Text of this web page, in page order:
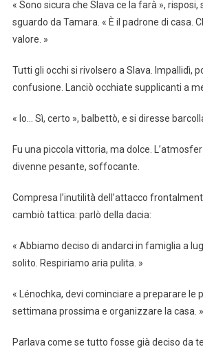
« Sono sicura che Slava ce la farà »,
sguardo da Tamara. « È il padrone di casa.
valore. »
Tutti gli occhi si rivolsero a Slava. Impallidì,
confusione. Lanciò occhiate supplicanti a
« Io… Sì, certo », balbettò, e si diresse
Fu una piccola vittoria, ma dolce.
divenne pesante, soffocante.
Compresa l’inutilità dell’attacco
cambiò tattica: parlò della dacia:
« Abbiamo deciso di andarci in famiglia a
solito. Respiriamo aria pulita. »
« Lénochka, devi cominciare a preparare le
settimana prossima e organizzare la casa. »
Parlava come se tutto fosse già deciso da